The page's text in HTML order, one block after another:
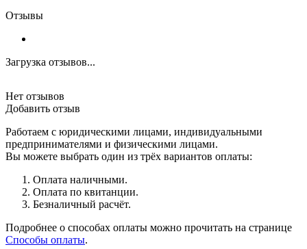
Отзывы
Загрузка отзывов...
Нет отзывов
Добавить отзыв
Работаем с юридическими лицами, индивидуальными
предпринимателями и физическими лицами.
Вы можете выбрать один из трёх вариантов оплаты:
Оплата наличными.
Оплата по квитанции.
Безналичный расчёт.
Подробнее о способах оплаты можно прочитать на странице
Способы оплаты.